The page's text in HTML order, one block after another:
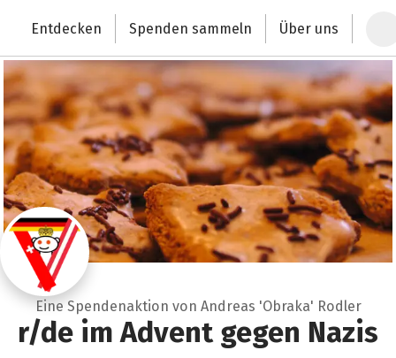
Deutschlands größte Spendenplattform
Entdecken Spenden sammeln Über uns
Eine Spendenaktion von Andreas 'Obraka' Rodler
r/de im Advent gegen Nazis